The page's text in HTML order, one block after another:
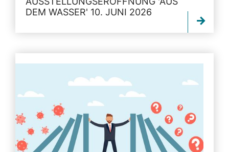
DEM WASSER' 10. JUNI 2026